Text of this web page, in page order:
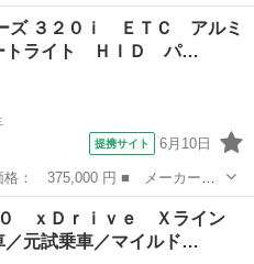
ズ ■ グレード名： １２０
ージュ革 トップビューカメ
ズ ３２０ｉ ＥＴＣ アルミ
トライト ＨＩＤ パ…
提携サイト 6月10日
ズ ■ グレード名： ３２０
ライト ＨＩＤ パワーシー
０ ｘＤｒｉｖｅ Ｘライン
／元試乗車／マイルド…